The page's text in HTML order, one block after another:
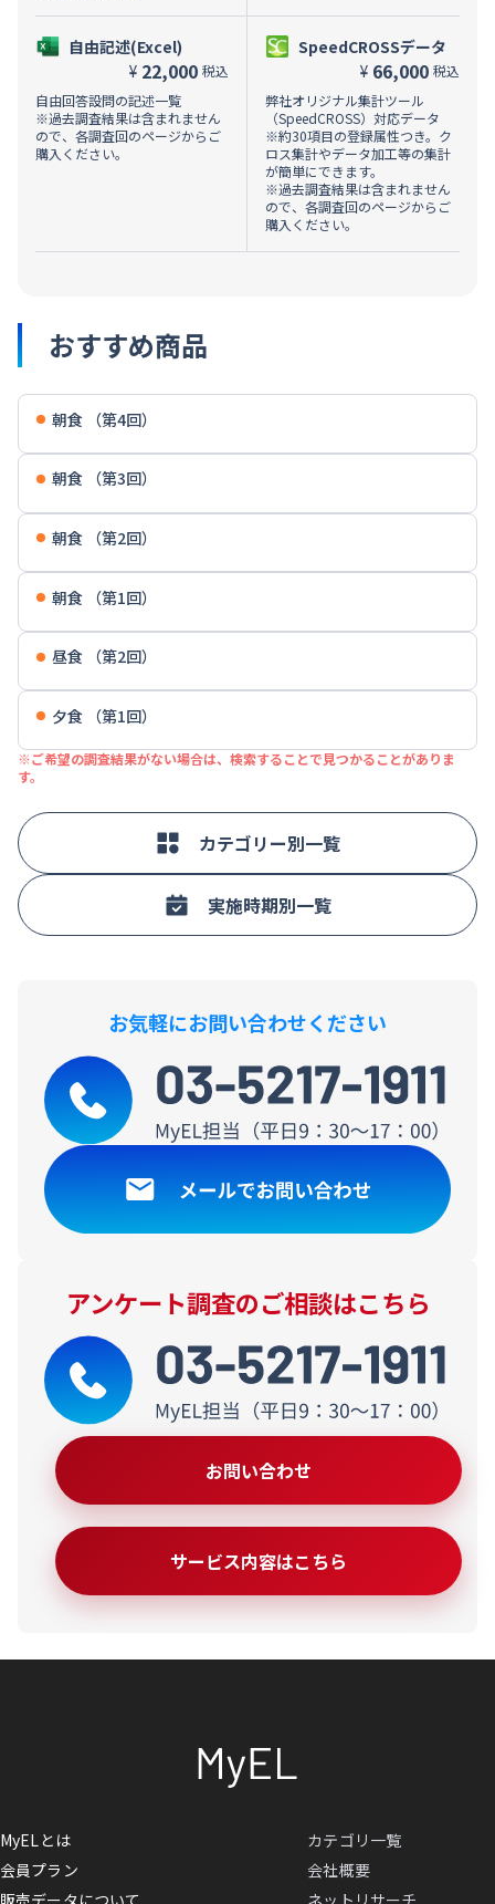
自由記述(Excel)
¥ 22,000 税込
自由回答設問の記述一覧
※過去調査結果は含まれません
ので、各調査回のページからご
購入ください。
SpeedCROSSデータ
¥ 66,000 税込
弊社オリジナル集計ツール
（SpeedCROSS）対応データ
※約30項目の登録属性つき。ク
ロス集計やデータ加工等の集計
が簡単にできます。
※過去調査結果は含まれません
ので、各調査回のページからご
購入ください。
おすすめ商品
朝食 （第4回）
朝食 （第3回）
朝食 （第2回）
朝食 （第1回）
昼食 （第2回）
夕食 （第1回）
※ご希望の調査結果がない場合は、検索することで見つかることがありま
す。
カテゴリー別一覧
実施時期別一覧
お気軽にお問い合わせください
アンケート調査のご相談はこちら
お問い合わせ
サービス内容はこちら
MyELとは
会員プラン
販売データについて
カテゴリ一覧
会社概要
ネットリサーチ